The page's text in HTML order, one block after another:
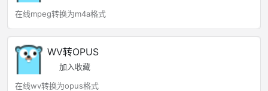
在线mpeg转换为m4a格式
WV转OPUS
加入收藏
在线wv转换为opus格式